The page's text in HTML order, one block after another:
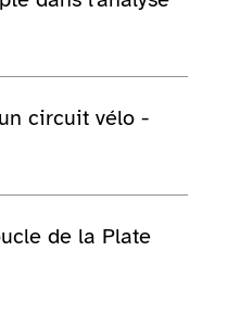
circuit vélo -
de la Plate